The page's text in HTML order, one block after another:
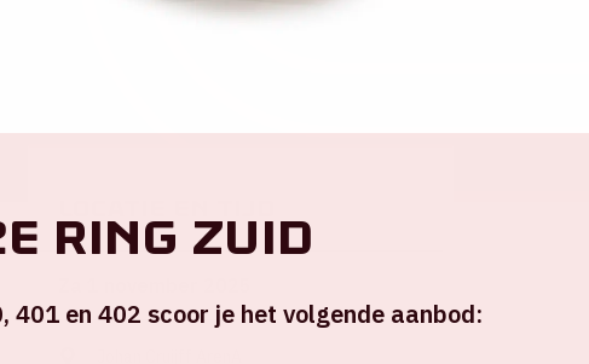
ring Zuid
401 en 402 scoor je het volgende aanbod: